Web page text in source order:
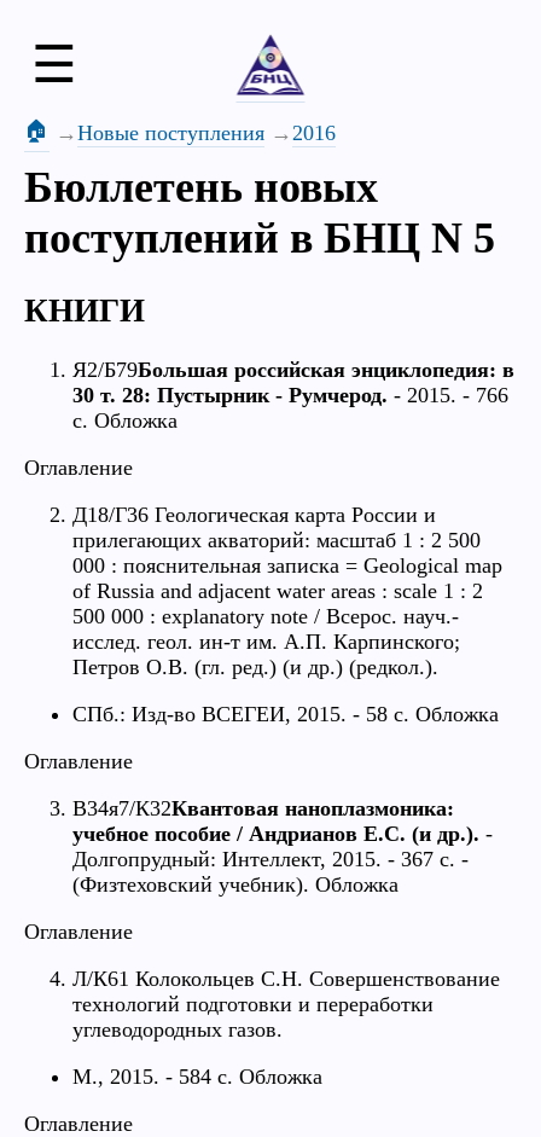
☰
🏠 Новые поступления 2016
Бюллетень новых
поступлений в БНЦ N 5
КНИГИ
Я2/Б79Большая российская энциклопедия: в
30 т. 28: Пустырник - Румчерод. - 2015. - 766
с. Обложка
Оглавление
Д18/Г36 Геологическая карта России и
прилегающих акваторий: масштаб 1 : 2 500
000 : пояснительная записка = Geological map
of Russia and adjacent water areas : scale 1 : 2
500 000 : explanatory note / Всерос. науч.-
исслед. геол. ин-т им. А.П. Карпинского;
Петров О.В. (гл. ред.) (и др.) (редкол.).
СПб.: Изд-во ВСЕГЕИ, 2015. - 58 с. Обложка
Оглавление
В34я7/К32Квантовая наноплазмоника:
учебное пособие / Андрианов Е.С. (и др.). -
Долгопрудный: Интеллект, 2015. - 367 с. -
(Физтеховский учебник). Обложка
Оглавление
Л/К61 Колокольцев С.Н. Совершенствование
технологий подготовки и переработки
углеводородных газов.
М., 2015. - 584 с. Обложка
Оглавление